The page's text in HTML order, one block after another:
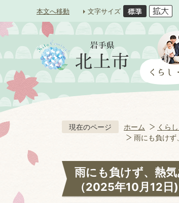
本文へ移動 文字サイズ
現在のページ ホーム くら
雨にも負け
雨にも負けず、熱
（2025年10月12日)